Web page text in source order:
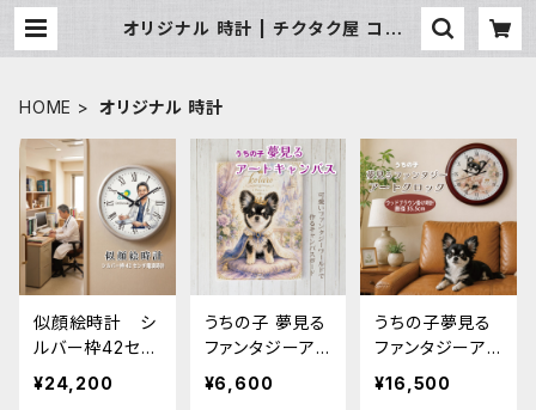
オリジナル 時計 | チクタク屋 ココ！
HOME
オリジナル 時計
似顔絵時計 シ
ルバー枠42セン
チ壁掛け電波時
計 ｜ 開院祝い
¥24,200
うちの子 夢見る
ファンタジーア
ートキャンバス 3
3×24センチ キ
¥6,600
うちの子夢見る
ファンタジーア
ートクロック
（ウッドブラウン
¥16,500